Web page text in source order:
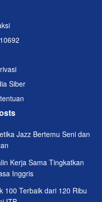
Siber
Jazz Bertemu Seni dan
Kerja Sama Tingkatkan
Inggris
100 Terbaik dari 120 Ribu